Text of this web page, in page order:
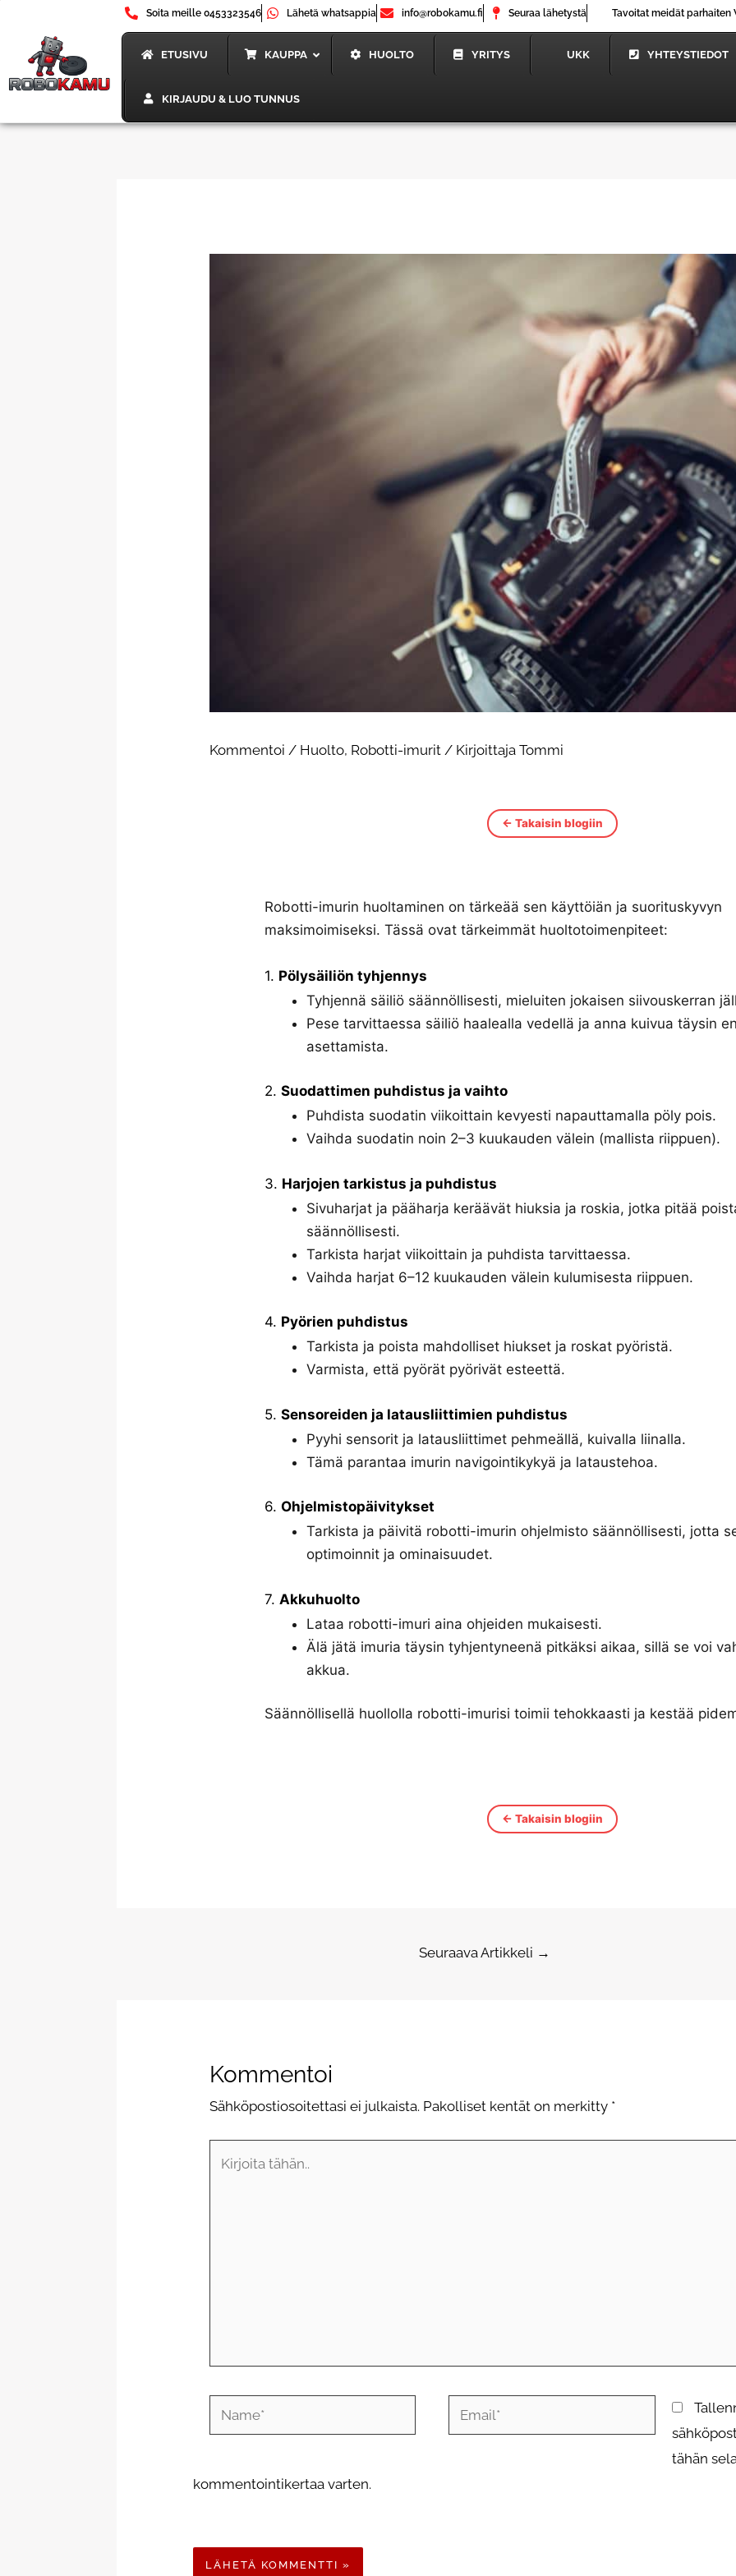
sisältöön
Soita meille 0453323546 Lähetä whatsappia info@robokamu.fi Seuraa lähetystä Tavoitat meidät
ETUSIVU KAUPPA HUOLTO YRITYS UKK YHTEYSTIEDOT
KIRJAUDU & LUO TUNNUS
Kommentoi / Huolto, Robotti-imurit / KirjoittajaTommi
← Takaisin blogiin
Robotti-imurin huoltaminen on tärkeää sen käyttöiän ja suorituskyvyn
maksimoimiseksi. Tässä ovat tärkeimmät huoltotoimenpiteet:
1. Pölysäiliön tyhjennys
Tyhjennä säiliö säännöllisesti, mieluiten jokaisen siivouskerran
Pese tarvittaessa säiliö haalealla vedellä ja anna kuivua täysin
asettamista.
2. Suodattimen puhdistus ja vaihto
Puhdista suodatin viikoittain kevyesti napauttamalla pöly pois.
Vaihda suodatin noin 2–3 kuukauden välein (mallista riippuen).
3. Harjojen tarkistus ja puhdistus
Sivuharjat ja pääharja keräävät hiuksia ja roskia, jotka pitää
säännöllisesti.
Tarkista harjat viikoittain ja puhdista tarvittaessa.
Vaihda harjat 6–12 kuukauden välein kulumisesta riippuen.
4. Pyörien puhdistus
Tarkista ja poista mahdolliset hiukset ja roskat pyöristä.
Varmista, että pyörät pyörivät esteettä.
5. Sensoreiden ja latausliittimien puhdistus
Pyyhi sensorit ja latausliittimet pehmeällä, kuivalla liinalla.
Tämä parantaa imurin navigointikykyä ja lataustehoa.
6. Ohjelmistopäivitykset
Tarkista ja päivitä robotti-imurin ohjelmisto säännöllisesti, jotta
optimoinnit ja ominaisuudet.
7. Akkuhuolto
Lataa robotti-imuri aina ohjeiden mukaisesti.
Älä jätä imuria täysin tyhjentyneenä pitkäksi aikaa, sillä se voi
akkua.
Säännöllisellä huollolla robotti-imurisi toimii tehokkaasti ja kestää
← Takaisin blogiin
Seuraava Artikkeli →
Kommentoi
Sähköpostiosoitettasi ei julkaista. Pakolliset kentät on merkitty *
Name* Email*
tähän
kommentointikertaa varten.